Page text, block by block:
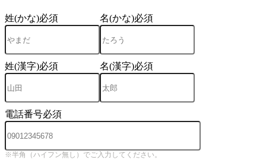
姓(かな)必須 名(かな)必須
姓(漢字)必須 名(漢字)必須
電話番号必須
※半角（ハイフン無し）でご入力してください。